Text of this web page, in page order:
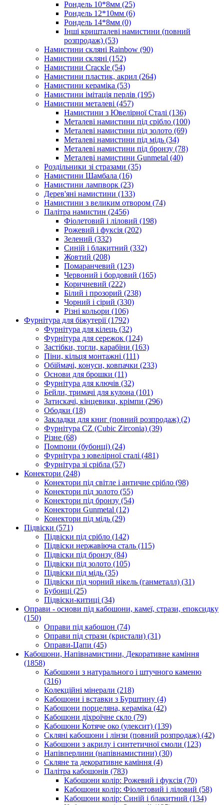
Рондель 10*8мм (25)
Рондель 12*10мм (6)
Рондель 14*8мм (0)
Інші кришталеві намистини (повний
розпродаж) (53)
Намистини скляні Rainbow (90)
Намистини скляні (152)
Намистини Cracкle (54)
Намистини пластик, акрил (264)
Намистини кераміка (53)
Намистини імітація перлів (195)
Намистини металеві (457)
Намистини з Ювелірної Сталі (136)
Металеві намистини під срібло (100)
Металеві намистини під золото (69)
Металеві намистини під мідь (34)
Металеві намистини під бронзу (78)
Металеві намистини Gunmetal (40)
Роздільники зі стразами (35)
Намистини Шамбала (16)
Намистини лампворк (23)
Дерев'яні намистини (133)
Намистини з великим отвором (74)
Палітра намистин (2456)
Фіолетовий і ліловий (198)
Рожевий і фуксія (202)
Зелений (332)
Синій і блакитний (332)
Жовтий (208)
Помаранчевий (123)
Червоний і бордовий (165)
Коричневий (222)
Білий і прозорий (238)
Чорний і сірий (330)
Різні кольори (106)
Фурнітура для біжутерії(1792)
Фурнітура для кілець (32)
Фурнітура для сережок (124)
Застібки, тогли, карабіни (163)
Піни, кільця монтажні (111)
Обіймачі, конуси, ковпачки (233)
Основи для брошки (11)
Фурнітура для ключів (32)
Бейли, тримачі для кулона (101)
Затискачі, кінцевики, крімпи (296)
Ободки (18)
Закладки для книг (повний розпродаж) (2)
Фурнітура CZ (Cubic Zirconia) (39)
Різне (68)
Помпони (бубонці) (24)
Фурнітура з ювелірної сталі (481)
Фурнітура зі срібла (57)
Конектори (248)
Конектори під світле і античне срібло (98)
Конектори під золото (55)
Конектори під бронзу (54)
Конектори Gunmetal (12)
Конектори під мідь (29)
Підвіски (571)
Підвіски під срібло (142)
Підвіски нержавіюча сталь (115)
Підвіски під бронзу (84)
Підвіски під золото (105)
Підвіски під мідь (35)
Підвіски під чорний нікель (ганметалл) (31)
Бубонці (25)
Підвіски-китиці (34)
Оправи - основи під кабошони, камеї, стрази, епоксидку
(150)
Оправи під кабошон (74)
Оправи під стрази (кристали) (31)
Оправи-Цапи (45)
Кабошони, Напівнамистини, Декоративне каміння
(1858)
Кабошони з натурального і штучного каменю
(316)
Колекційні мінерали (218)
Кабошони і вставки з Бурштину (4)
Кабошони порцеляна, кераміка (42)
Кабошони діхроїчне скло (79)
Кабошони Котяче око (улексит) (139)
Скляні кабошони і лінзи (повний розпродаж) (42)
Кабошони з акрилу і синтетичної смоли (123)
Напівперлини (напівнамистини) (30)
Скляне та декоративне каміння (4)
Палітра кабошонів (783)
Кабошони колір: Рожевий і фуксія (70)
Кабошони колір: Фіолетовий і ліловий (58)
Кабошони колір: Синій і блакитний (134)